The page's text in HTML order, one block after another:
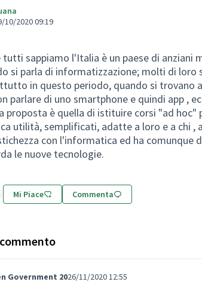
10/2020 09:19
tutti sappiamo l'Italia è un paese di anziani
si parla di informatizzazione; molti di
in questo periodo, quando si trovano
parlare di uno smartphone e quindi app ,
proposta è quella di istituire corsi "ad hoc"
utilità, semplificati, adatte a loro e a chi ,
con l'informatica ed ha comunque
le nuove tecnologie.
Mi Piace Commenta
Label
Government 2026/11/2020 12:55